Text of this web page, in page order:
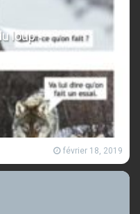
loup
février 18, 2019